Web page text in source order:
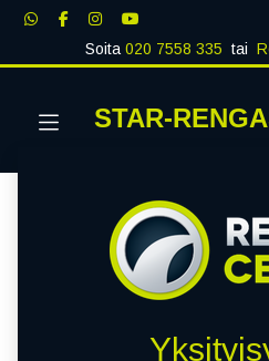
Soita020 7558 335 tai
STAR-